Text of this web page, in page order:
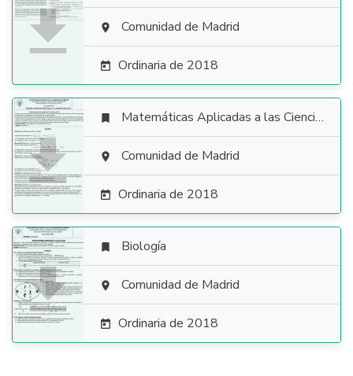
  Comunidad de Madrid
 Ordinaria de 2018

 Matemáticas Aplicadas a las Ciencias Sociales
 Comunidad de Madrid
 Ordinaria de 2018

 Biología
 Comunidad de Madrid
 Ordinaria de 2018